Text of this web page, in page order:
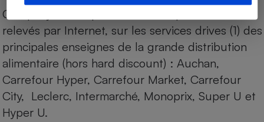
Chaque jour, les prix de tous les produits sont
relevés par Internet, sur les services drives (1) des
principales enseignes de la grande distribution
alimentaire (hors hard discount) : Auchan,
Carrefour Hyper, Carrefour Market, Carrefour
City, Leclerc, Intermarché, Monoprix, Super U et
Hyper U.